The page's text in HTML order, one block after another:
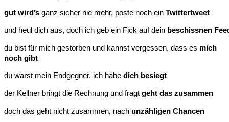
gut wird’s ganz sicher nie mehr, poste noch ein Twittertweet
und heul dich aus, doch ich geb ein Fick auf dein beschissnen
du bist für mich gestorben und kannst vergessen, dass es mich
noch gibt
du warst mein Endgegner, ich habe dich besiegt
der Kellner bringt die Rechnung und fragt geht das zusammen
doch das geht nicht zusammen, nach unzähligen Chancen